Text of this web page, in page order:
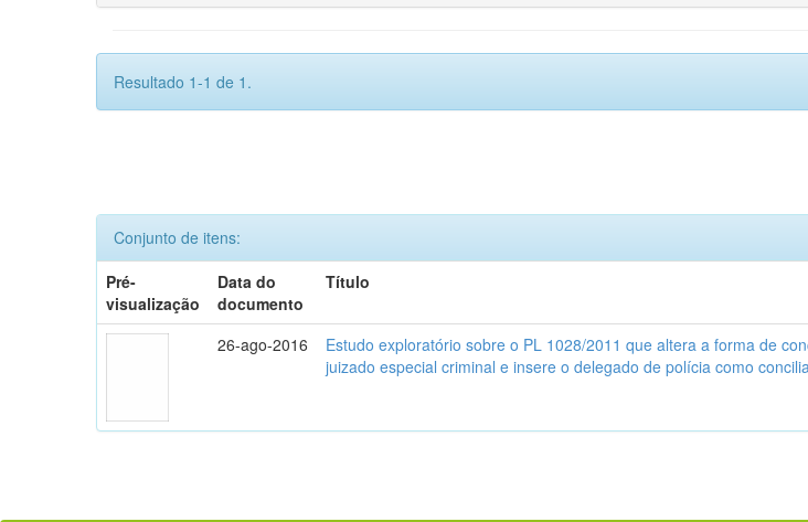
Resultado 1-1 de 1.
Conjunto de itens:
Pré-
visualização
Data do
documento
Título
26-ago-2016
Estudo exploratório sobre o PL 1028/2011 que altera a forma de
juizado especial criminal e insere o delegado de polícia como